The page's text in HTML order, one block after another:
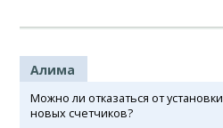
Алима
Можно ли отказаться от установки
новых счетчиков?